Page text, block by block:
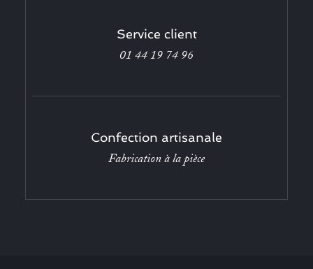
Service client
01 44 19 74 96
Confection artisanale
Fabrication à la pièce